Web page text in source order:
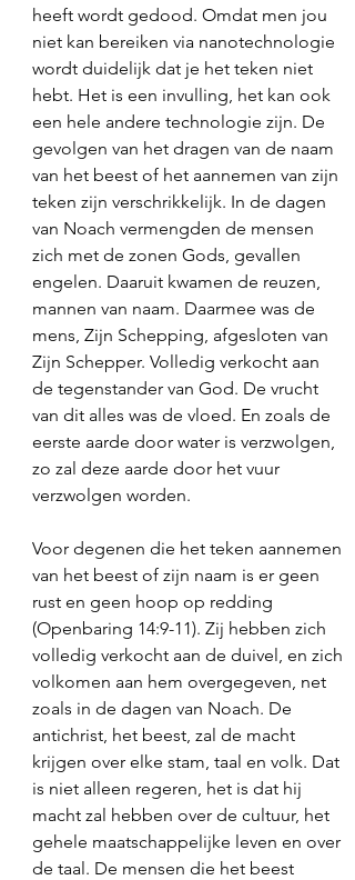
heeft wordt gedood. Omdat men jou
niet kan bereiken via nanotechnologie
wordt duidelijk dat je het teken niet
hebt. Het is een invulling, het kan ook
een hele andere technologie zijn. De
gevolgen van het dragen van de naam
van het beest of het aannemen van zijn
teken zijn verschrikkelijk. In de dagen
van Noach vermengden de mensen
zich met de zonen Gods, gevallen
engelen. Daaruit kwamen de reuzen,
mannen van naam. Daarmee was de
mens, Zijn Schepping, afgesloten van
Zijn Schepper. Volledig verkocht aan
de tegenstander van God. De vrucht
van dit alles was de vloed. En zoals de
eerste aarde door water is verzwolgen,
zo zal deze aarde door het vuur
verzwolgen worden.
Voor degenen die het teken aannemen
van het beest of zijn naam is er geen
rust en geen hoop op redding
(Openbaring 14:9-11). Zij hebben zich
volledig verkocht aan de duivel, en zich
volkomen aan hem overgegeven, net
zoals in de dagen van Noach. De
antichrist, het beest, zal de macht
krijgen over elke stam, taal en volk. Dat
is niet alleen regeren, het is dat hij
macht zal hebben over de cultuur, het
gehele maatschappelijke leven en over
de taal. De mensen die het beest